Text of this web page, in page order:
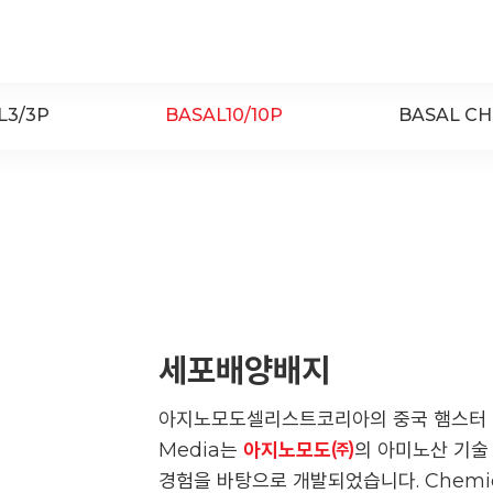
Webinar
3P BASAL10/10P BASAL
세포배양배지
아지노모도셀리스트코리아의 중국 햄스
Media는 아지노모도㈜의 아미노산 기
경험을 바탕으로 개발되었습니다.